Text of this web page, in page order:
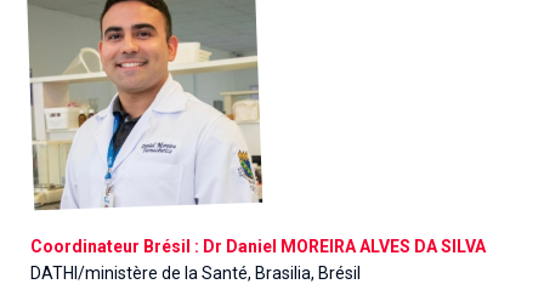
Coordinateur Brésil : Dr Daniel MOREIRA ALVES DA SILVA
DATHI/ministère de la Santé, Brasilia, Brésil